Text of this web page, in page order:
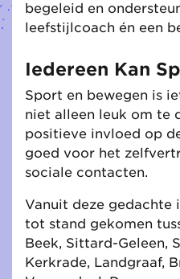
begeleid en
leefstijlcoach én een
Iedereen Kan
Sport en bewegen is
niet alleen leuk om te
positieve invloed op
goed voor het
sociale contacten.
Vanuit deze gedachte
tot stand gekomen
Beek, Sittard-Geleen,
Kerkrade, Landgraaf,